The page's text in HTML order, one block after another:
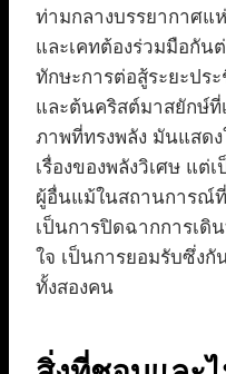
ท่ามกลางบรรยากาศแ
และเคทต้องร่วมมือกัน
ทักษะการต่อสู้ระยะปร
และต้นคริสต์มาสยักษ์
ภาพที่ทรงพลัง มันแสดง
เรื่องของพลังวิเศษ แต่
ผู้อื่นแม้ในสถานการณ์
เป็นการปิดฉากการเดิ
ใจ เป็นการยอมรับซึ่งกั
ทั้งสองคน